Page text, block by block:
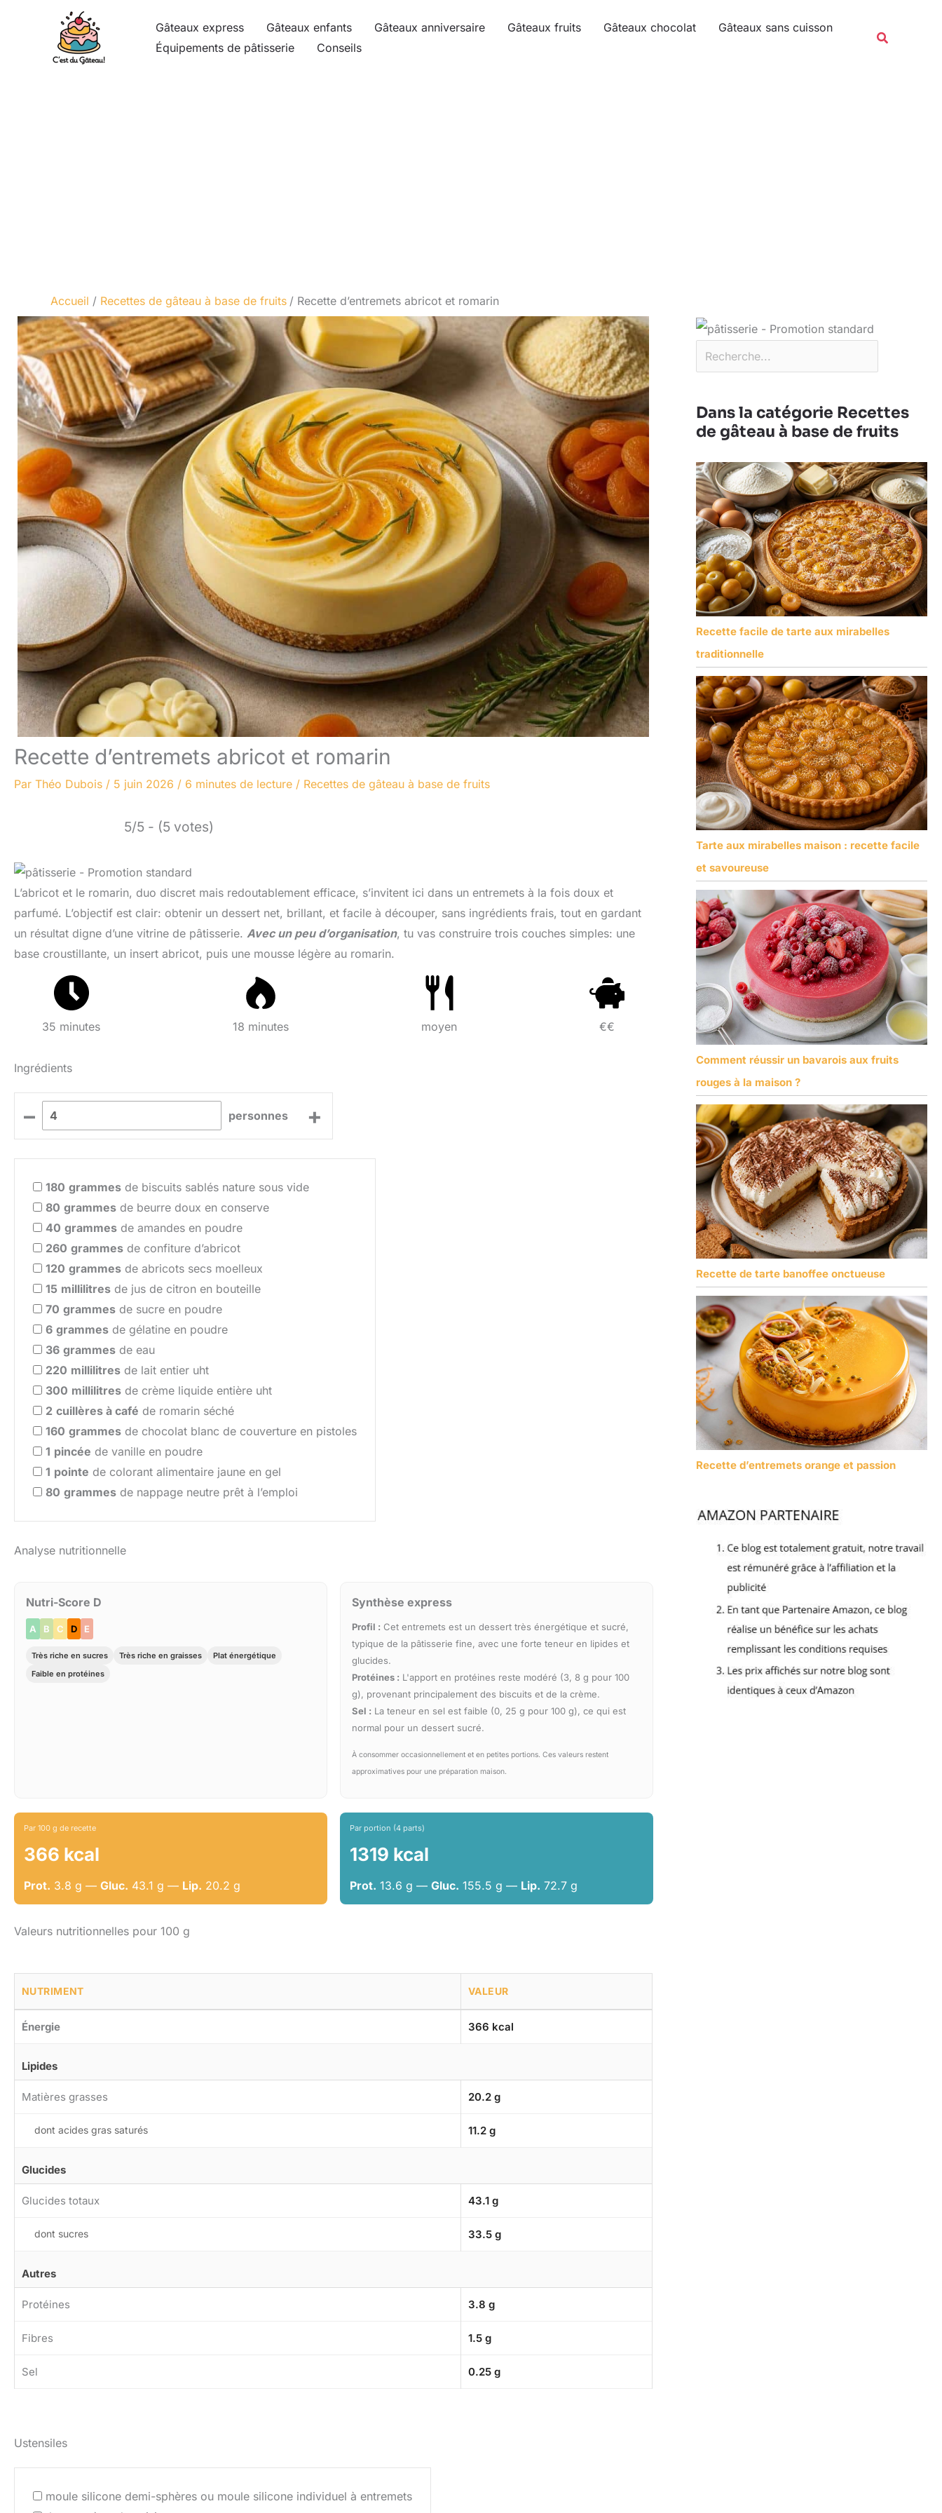
Gâteaux express Gâteaux enfants Gâteaux anniversaire Gâteaux fruits Gâteaux chocolat
Gâteaux sans cuisson
Équipements de pâtisserie
Conseils
Accueil Recettes de gâteau à base de fruits Recette d’entremets abricot et romarin
Recette d’entremets abricot et romarin
Par Théo Dubois / 5 juin 2026 / 6 minutes de lecture / Recettes de gâteau à base de fruits
5/5 - (5 votes)
L’abricot et le romarin, duo discret mais redoutablement efficace, s’invitent ici dans un entremets à la fois doux et
parfumé. L’objectif est clair: obtenir un dessert net, brillant, et facile à découper, sans ingrédients frais, tout en gardant
un résultat digne d’une vitrine de pâtisserie. Avec un peu d’organisation, tu vas construire trois couches simples: une
base croustillante, un insert abricot, puis une mousse légère au romarin.
35 minutes 18 minutes moyen €€
Ingrédients
– personnes +
180 grammes de biscuits sablés nature sous vide
80 grammes de beurre doux en conserve
40 grammes de amandes en poudre
260 grammes de confiture d’abricot
120 grammes de abricots secs moelleux
15 millilitres de jus de citron en bouteille
70 grammes de sucre en poudre
6 grammes de gélatine en poudre
36 grammes de eau
220 millilitres de lait entier uht
300 millilitres de crème liquide entière uht
2 cuillères à café de romarin séché
160 grammes de chocolat blanc de couverture en pistoles
1 pincée de vanille en poudre
1 pointe de colorant alimentaire jaune en gel
80 grammes de nappage neutre prêt à l’emploi
Analyse nutritionnelle
Nutri-Score D
A B C D E
Très riche en sucres Très riche en graisses
Plat énergétique
Faible en protéines
Synthèse express
Profil : Cet entremets est un dessert très énergétique et sucré,
typique de la pâtisserie fine, avec une forte teneur en lipides et
glucides.
Protéines : L'apport en protéines reste modéré (3, 8 g pour 100
g), provenant principalement des biscuits et de la crème.
Sel : La teneur en sel est faible (0, 25 g pour 100 g), ce qui est
normal pour un dessert sucré.
À consommer occasionnellement et en petites portions. Ces valeurs restent
approximatives pour une préparation maison.
Par 100 g de recette
366 kcal
Prot. 3.8 g — Gluc. 43.1 g — Lip. 20.2 g
Par portion (4 parts)
1319 kcal
Prot. 13.6 g —Gluc. 155.5 g — Lip. 72.7 g
Valeurs nutritionnelles pour 100 g
NUTRIMENT VALEUR
Énergie 366 kcal
Lipides
Matières grasses 20.2 g
dont acides gras saturés 11.2 g
Glucides
Glucides totaux 43.1 g
dont sucres 33.5 g
Autres
Protéines 3.8 g
Fibres 1.5 g
Sel 0.25 g
Ustensiles
moule silicone demi-sphères ou moule silicone individuel à entremets
Dans la catégorie Recettes
de gâteau à base de fruits
Recette facile de tarte aux mirabelles
traditionnelle
Tarte aux mirabelles maison : recette facile
et savoureuse
Comment réussir un bavarois aux fruits
rouges à la maison ?
Recette de tarte banoffee onctueuse
Recette d’entremets orange et passion